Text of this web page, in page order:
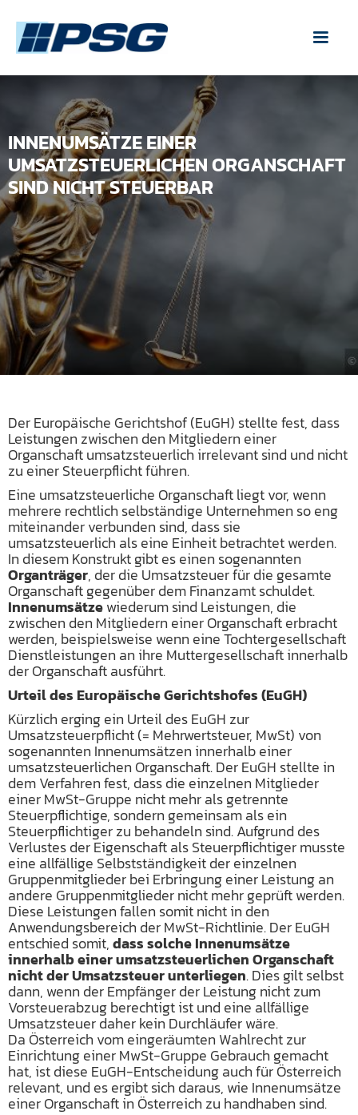
INNENUMSÄTZE EINER
UMSATZSTEUERLICHEN ORGANSCHAFT
SIND NICHT STEUERBAR
Der Europäische Gerichtshof (EuGH) stellte fest, dass
Leistungen zwischen den Mitgliedern einer
Organschaft umsatzsteuerlich irrelevant sind und nicht
zu einer Steuerpflicht führen.
Eine umsatzsteuerliche Organschaft liegt vor, wenn
mehrere rechtlich selbständige Unternehmen so eng
miteinander verbunden sind, dass sie
umsatzsteuerlich als eine Einheit betrachtet werden.
In diesem Konstrukt gibt es einen sogenannten
Organträger, der die Umsatzsteuer für die gesamte
Organschaft gegenüber dem Finanzamt schuldet.
Innenumsätzewiederum sind Leistungen, die
zwischen den Mitgliedern einer Organschaft erbracht
werden, beispielsweise wenn eine Tochtergesellschaft
Dienstleistungen an ihre Muttergesellschaft innerhalb
der Organschaft ausführt.
Urteil des Europäische Gerichtshofes (EuGH)
Kürzlich erging ein Urteil des EuGH zur
Umsatzsteuerpflicht (= Mehrwertsteuer, MwSt) von
sogenannten Innenumsätzen innerhalb einer
umsatzsteuerlichen Organschaft. Der EuGH stellte in
dem Verfahren fest, dass die einzelnen Mitglieder
einer MwSt-Gruppe nicht mehr als getrennte
Steuerpflichtige, sondern gemeinsam als ein
Steuerpflichtiger zu behandeln sind. Aufgrund des
Verlustes der Eigenschaft als Steuerpflichtiger musste
eine allfällige Selbstständigkeit der einzelnen
Gruppenmitglieder bei Erbringung einer Leistung an
andere Gruppenmitglieder nicht mehr geprüft werden.
Diese Leistungen fallen somit nicht in den
Anwendungsbereich der MwSt-Richtlinie. Der EuGH
entschied somit,dass solche Innenumsätze
innerhalb einer umsatzsteuerlichen Organschaft
nicht der Umsatzsteuer unterliegen. Dies gilt selbst
dann, wenn der Empfänger der Leistung nicht zum
Vorsteuerabzug berechtigt ist und eine allfällige
Umsatzsteuer daher kein Durchläufer wäre.
Da Österreich vom eingeräumten Wahlrecht zur
Einrichtung einer MwSt-Gruppe Gebrauch gemacht
hat, ist diese EuGH-Entscheidung auch für Österreich
relevant, und es ergibt sich daraus, wie Innenumsätze
einer Organschaft in Österreich zu handhaben sind.